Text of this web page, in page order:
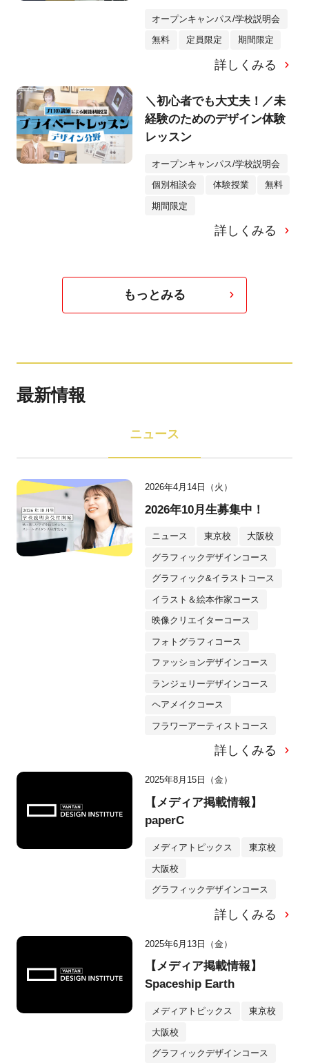
オープンキャンパス/学校説明会
無料 定員限定 期間限定
詳しくみる
＼初心者でも大丈夫！／未
経験のためのデザイン体験
レッスン
オープンキャンパス/学校説明会
個別相談会 体験授業 無料
期間限定
詳しくみる
もっとみる
最新情報
ニュース
2026年4月14日（火）
2026年10月生募集中！
ニュース 東京校 大阪校
グラフィックデザインコース
グラフィック&イラストコース
イラスト＆絵本作家コース
映像クリエイターコース
フォトグラフィコース
ファッションデザインコース
ランジェリーデザインコース
ヘアメイクコース
フラワーアーティストコース
詳しくみる
2025年8月15日（金）
【メディア掲載情報】
paperC
メディアトピックス 東京校
大阪校
グラフィックデザインコース
詳しくみる
2025年6月13日（金）
【メディア掲載情報】
Spaceship Earth
メディアトピックス 東京校
大阪校
グラフィックデザインコース